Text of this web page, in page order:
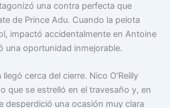
una contra perfecta que
de Prince Adu. Cuando la pelota
impactó accidentalmente en Antoine
una oportunidad inmejorable.
cerca del cierre. Nico O’Reilly
que se estrelló en el travesaño y, en
desperdició una ocasión muy clara